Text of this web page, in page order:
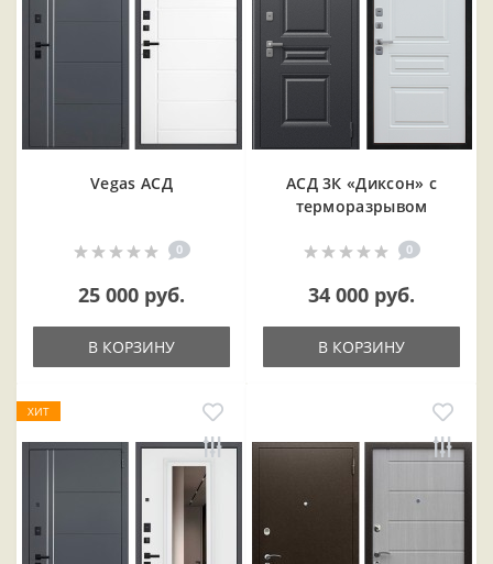
Vegas АСД
0
25 000 руб.
В КОРЗИНУ
АСД 3К «Диксон» с
терморазрывом
0
34 000 руб.
В КОРЗИНУ
ХИТ